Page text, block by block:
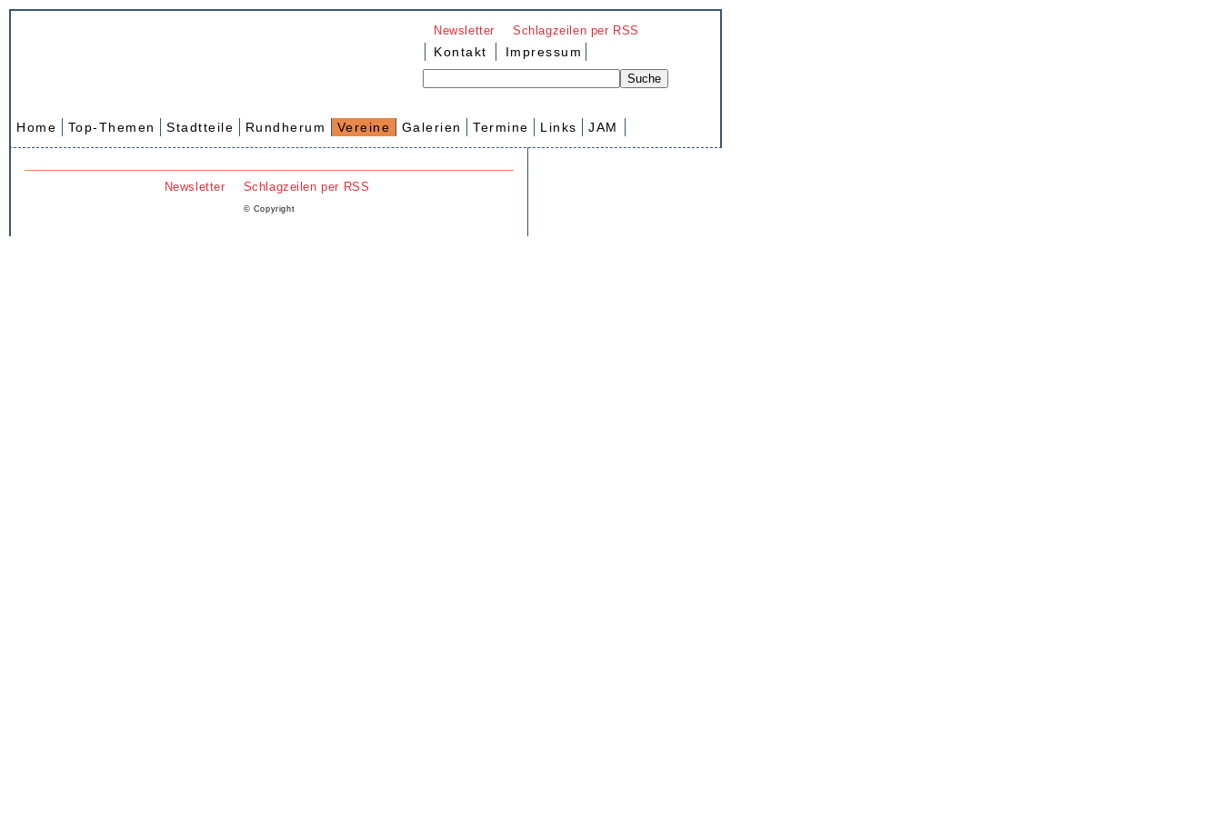
Newsletter Schlagzeilen per RSS
Kontakt Impressum
Home Top-Themen Stadtteile Rundherum Vereine Galerien Termine Links JAM
Newsletter Schlagzeilen per RSS
© Copyright